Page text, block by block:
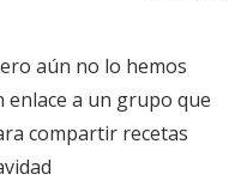
aún no lo hemos
enlace a un grupo que
compartir recetas